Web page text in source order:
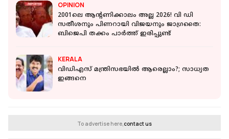
OPINION
2001ലെ ആൻ്റണിക്കാലം അല്ല 2026! വി ഡി
സതീശനും പിണറായി വിജയനും ജാഗ്രതൈ:
ബിജെപി തക്കം പാർത്ത് ഇരിപ്പുണ്ട്
KERALA
വിഡിഎസ് മന്ത്രിസഭയില്‍ ആരെല്ലാം?; സാധ്യത
ഇങ്ങനെ
To advertise here,contact us